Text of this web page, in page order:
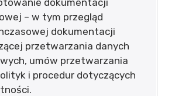
– w tym przegląd
dokumentacji
przetwarzania danych
umów przetwarzania
i procedur dotyczących